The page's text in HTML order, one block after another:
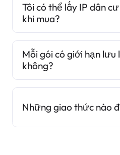
Tôi có thể lấy IP dân
khi mua?
Mỗi gói có giới hạn
không?
Những giao thức nào